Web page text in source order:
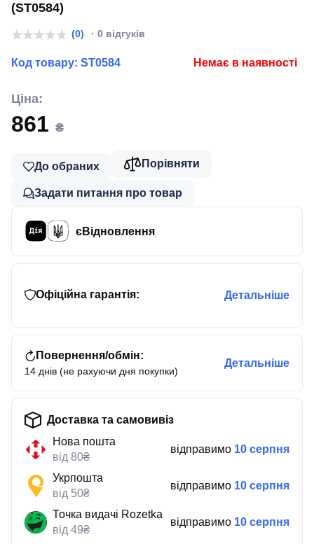
(ST0584)
(0) · 0 відгуків
Код товару: ST0584 Немає в наявності
Ціна:
861 ₴
До обраних Порівняти
Задати питання про товар
єВідновлення
Офіційна гарантія: Детальніше
Повернення/обмін:
14 днів (не рахуючи дня покупки)
Детальніше
Доставка та самовивіз
Нова пошта
від 80₴
відправимо 10 серпня
Укрпошта
від 50₴
відправимо 10 серпня
Точка видачі Rozetka
від 49₴
відправимо 10 серпня